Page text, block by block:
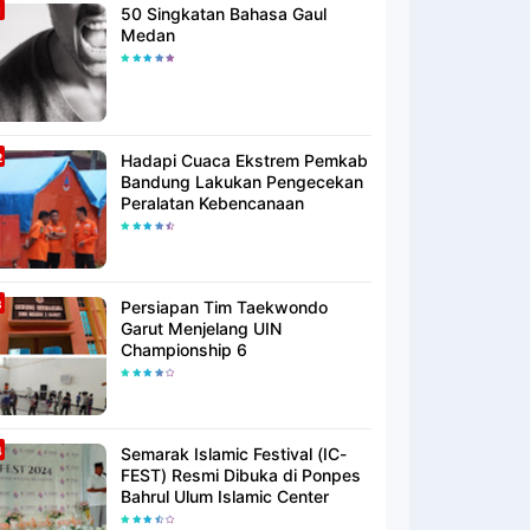
50 Singkatan Bahasa Gaul
Medan
Hadapi Cuaca Ekstrem Pemkab
Bandung Lakukan Pengecekan
Peralatan Kebencanaan
Persiapan Tim Taekwondo
Garut Menjelang UIN
Championship 6
Semarak Islamic Festival (IC-
FEST) Resmi Dibuka di Ponpes
Bahrul Ulum Islamic Center